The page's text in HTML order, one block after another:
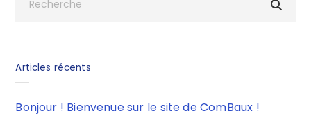
Articles récents
Bonjour ! Bienvenue sur le site de ComBaux !